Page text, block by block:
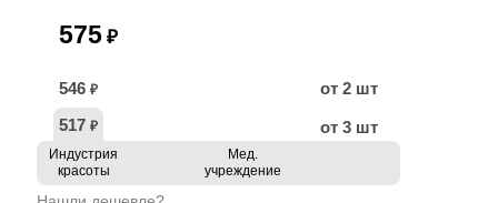
575 ₽
546 ₽
от 2 шт
517 ₽ от 3 шт
Индустрия
красоты
Мед.
учреждение